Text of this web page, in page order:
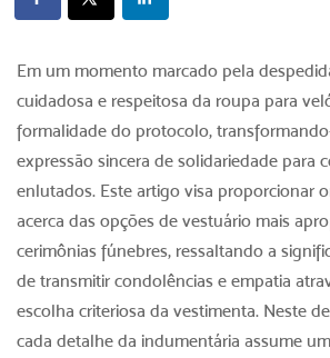
Em um momento marcado pela
cuidadosa e respeitosa da roupa para
formalidade do protocolo,
expressão sincera de solidariedade para
enlutados. Este artigo visa proporcionar
acerca das opções de vestuário mais
cerimônias fúnebres, ressaltando a
de transmitir condolências e empatia
escolha criteriosa da vestimenta. Neste
cada detalhe da indumentária assume